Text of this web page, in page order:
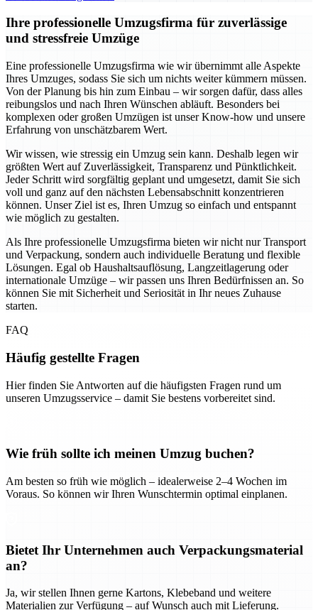
Ihre professionelle Umzugsfirma für zuverlässige
und stressfreie Umzüge
Eine professionelle Umzugsfirma wie wir übernimmt alle Aspekte
Ihres Umzuges, sodass Sie sich um nichts weiter kümmern müssen.
Von der Planung bis hin zum Einbau – wir sorgen dafür, dass alles
reibungslos und nach Ihren Wünschen abläuft. Besonders bei
komplexen oder großen Umzügen ist unser Know-how und unsere
Erfahrung von unschätzbarem Wert.
Wir wissen, wie stressig ein Umzug sein kann. Deshalb legen wir
größten Wert auf Zuverlässigkeit, Transparenz und Pünktlichkeit.
Jeder Schritt wird sorgfältig geplant und umgesetzt, damit Sie sich
voll und ganz auf den nächsten Lebensabschnitt konzentrieren
können. Unser Ziel ist es, Ihren Umzug so einfach und entspannt
wie möglich zu gestalten.
Als Ihre professionelle Umzugsfirma bieten wir nicht nur Transport
und Verpackung, sondern auch individuelle Beratung und flexible
Lösungen. Egal ob Haushaltsauflösung, Langzeitlagerung oder
internationale Umzüge – wir passen uns Ihren Bedürfnissen an. So
können Sie mit Sicherheit und Seriosität in Ihr neues Zuhause
starten.
FAQ
Häufig gestellte Fragen
Hier finden Sie Antworten auf die häufigsten Fragen rund um
unseren Umzugsservice – damit Sie bestens vorbereitet sind.
Wie früh sollte ich meinen Umzug buchen?
Am besten so früh wie möglich – idealerweise 2–4 Wochen im
Voraus. So können wir Ihren Wunschtermin optimal einplanen.
Bietet Ihr Unternehmen auch Verpackungsmaterial
an?
Ja, wir stellen Ihnen gerne Kartons, Klebeband und weitere
Materialien zur Verfügung – auf Wunsch auch mit Lieferung.